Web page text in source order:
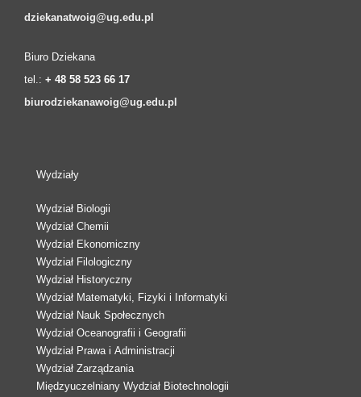
dziekanatwoig@ug.edu.pl
Biuro Dziekana
tel.: + 48 58 523 66 17
biurodziekanawoig@ug.edu.pl
Wydziały
Wydział Biologii
Wydział Chemii
Wydział Ekonomiczny
Wydział Filologiczny
Wydział Historyczny
Wydział Matematyki, Fizyki i Informatyki
Wydział Nauk Społecznych
Wydział Oceanografii i Geografii
Wydział Prawa i Administracji
Wydział Zarządzania
Międzyuczelniany Wydział Biotechnologii